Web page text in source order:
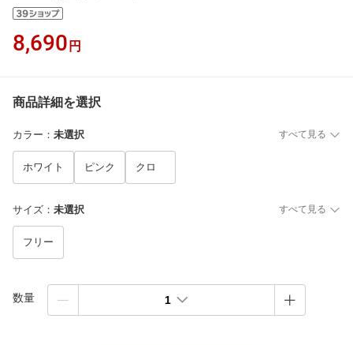
8,690 円
商品詳細を選択
カラー ： 未選択 すべて見る
ホワイト ピンク クロ
サイズ ： 未選択 すべて見る
フリー
数量 1